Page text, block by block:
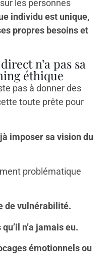
les personnes
individu est unique,
propres besoins et
n’a pas sa
éthique
pas à donner des
toute prête pour
imposer sa vision du
problématique
de vulnérabilité.
n’a jamais eu.
émotionnels ou